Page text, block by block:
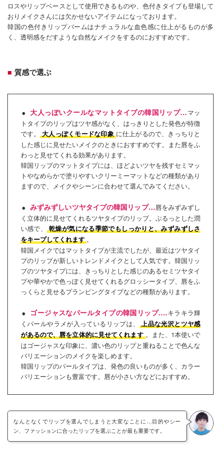
ロスやリップベースとして使用できるものや、色付きタイプも登場して
おりメイクさんには欠かせないアイテムになっております。
韓国の色付きリップバームはナチュラルな血色感に仕上がるものが多
く、透明感をだすような自然なメイクをするのにおすすめです。
質感で選ぶ
大人っぽいクールなマットタイプの韓国リップ…マッ
トタイプのリップはツヤ感がなく、はっきりとした発色が特徴
です。 大人っぽくモードな印象 に仕上がるので、きっちりと
した感じに見せたいメイクのときにおすすめです。また唇をふ
わっと見せてくれる効果があります。
韓国リップのマットタイプには、ほどよいツヤを残すセミマッ
トやなめらかで塗りやすいクリーミーマットなどの種類があり
ますので、メイクやシーンに合わせて選んでみてください。
みずみずしいツヤタイプの韓国リップ…唇をみずみずし
く立体的に見せてくれるツヤタイプのリップ。ぷるっとした潤
い感で、 乾燥が気になる季節でもしっかりと、みずみずしさ
をキープしてくれます 。
韓国メイクではマットタイプが主流でしたが、最近はツヤタイ
プのリップが新しいトレンドメイクとして人気です。韓国リッ
プのツヤタイプには、きっちりとした感じのあるセミツヤタイ
プや華やかで色っぽく見せてくれるグロッシータイプ、唇をふ
っくらと見せるプランピングタイプなどの種類があります。
ゴージャスなパールタイプの韓国リップ….キラキラ輝
くパールやラメが入っているリップは、
上品な光沢とツヤ感
があるので、唇を立体的に見せてくれます 。また、1本使いで
はゴージャスな印象に、濃い色のリップと重ねることで色んな
バリエーションのメイクを楽しめます。
韓国リップのパールタイプは、発色の良いものが多く、カラー
バリエーションも豊富です。唇が小さい方などにおすすめ。
なんとなくでリップを選んでしまうと大変なことに…目的やシー
ン、ファッションに合ったリップを選ぶことが最も重要です。